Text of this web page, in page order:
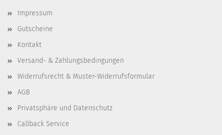
Impressum
Gutscheine
Kontakt
Versand- & Zahlungsbedingungen
Widerrufsrecht & Muster-Widerrufsformular
AGB
Privatsphäre und Datenschutz
Callback Service